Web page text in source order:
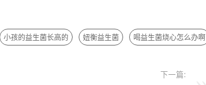
小孩的益生菌长高的 妞衡益生菌 喝益生菌烧心怎么办啊
下一篇: